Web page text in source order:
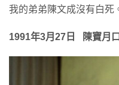
我的弟弟陳文成沒有白死
1991年3月27日 陳寶月